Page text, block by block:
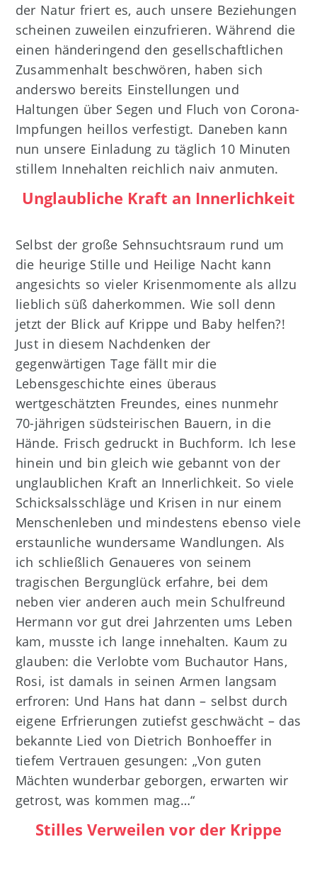
der Natur friert es, auch unsere Beziehungen
scheinen zuweilen einzufrieren. Während die
einen händeringend den gesellschaftlichen
Zusammenhalt beschwören, haben sich
anderswo bereits Einstellungen und
Haltungen über Segen und Fluch von Corona-
Impfungen heillos verfestigt. Daneben kann
nun unsere Einladung zu täglich 10 Minuten
stillem Innehalten reichlich naiv anmuten.
Unglaubliche Kraft an Innerlichkeit
Selbst der große Sehnsuchtsraum rund um
die heurige Stille und Heilige Nacht kann
angesichts so vieler Krisenmomente als allzu
lieblich süß daherkommen. Wie soll denn
jetzt der Blick auf Krippe und Baby helfen?!
Just in diesem Nachdenken der
gegenwärtigen Tage fällt mir die
Lebensgeschichte eines überaus
wertgeschätzten Freundes, eines nunmehr
70-jährigen südsteirischen Bauern, in die
Hände. Frisch gedruckt in Buchform. Ich lese
hinein und bin gleich wie gebannt von der
unglaublichen Kraft an Innerlichkeit. So viele
Schicksalsschläge und Krisen in nur einem
Menschenleben und mindestens ebenso viele
erstaunliche wundersame Wandlungen. Als
ich schließlich Genaueres von seinem
tragischen Bergunglück erfahre, bei dem
neben vier anderen auch mein Schulfreund
Hermann vor gut drei Jahrzenten ums Leben
kam, musste ich lange innehalten. Kaum zu
glauben: die Verlobte vom Buchautor Hans,
Rosi, ist damals in seinen Armen langsam
erfroren: Und Hans hat dann – selbst durch
eigene Erfrierungen zutiefst geschwächt – das
bekannte Lied von Dietrich Bonhoeffer in
tiefem Vertrauen gesungen: „Von guten
Mächten wunderbar geborgen, erwarten wir
getrost, was kommen mag…“
Stilles Verweilen vor der Krippe